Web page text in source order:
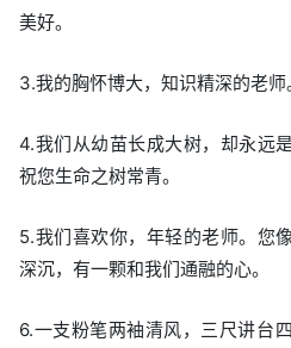
美好。
3.我的胸怀博大，知识精深的老师
4.我们从幼苗长成大树，却永远
祝您生命之树常青。
5.我们喜欢你，年轻的老师。您
深沉，有一颗和我们通融的心。
6.一支粉笔两袖清风，三尺讲台